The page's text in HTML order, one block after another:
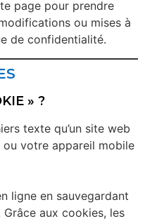
page pour prendre
ou mises à
de confidentialité.
» ?
texte qu’un site web
votre appareil mobile
ligne en sauvegardant
aux cookies, les